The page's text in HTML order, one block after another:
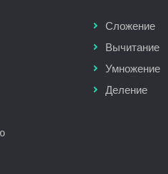
Сложение
Вычитание
Умножение
Деление